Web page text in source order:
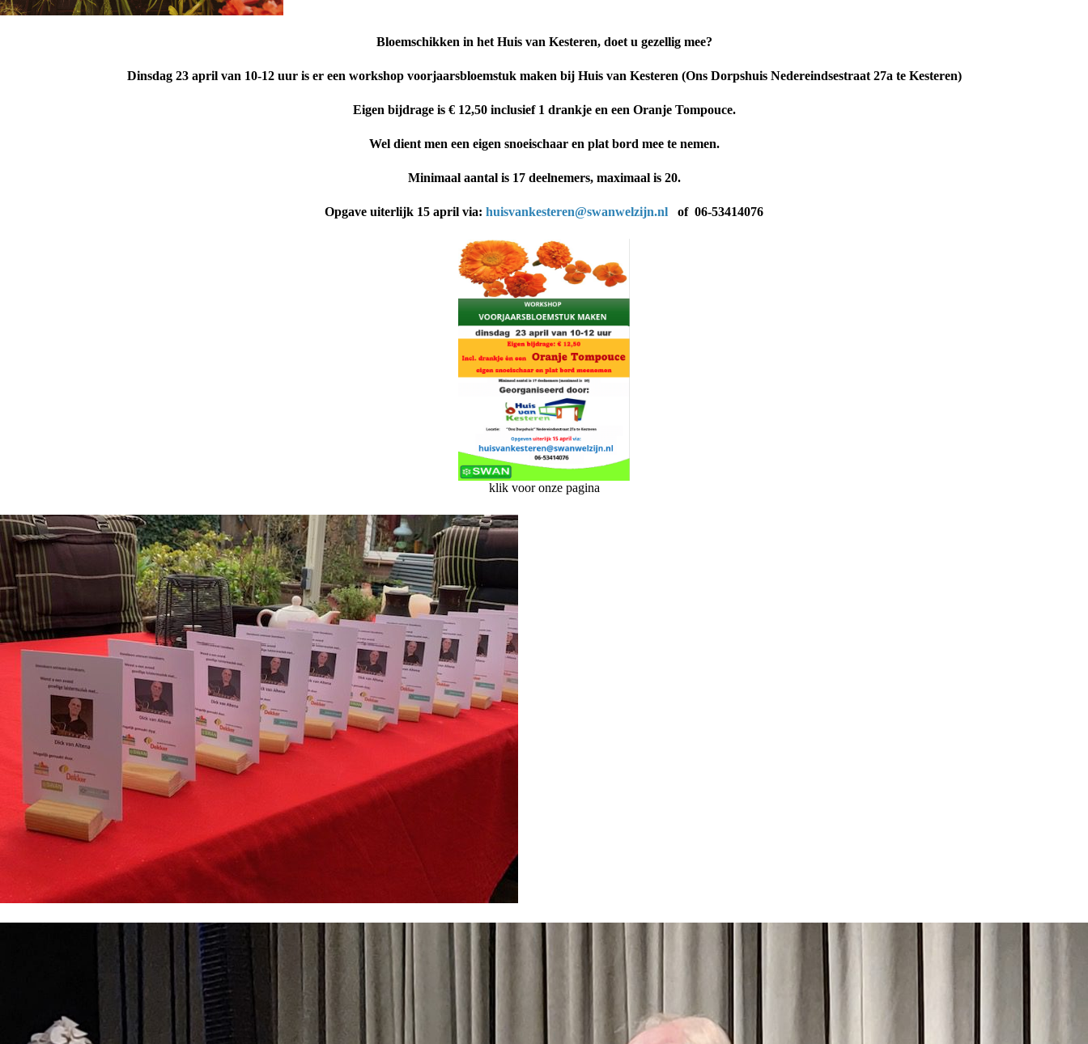
Bloemschikken in het Huis van Kesteren, doet u gezellig mee?
Dinsdag 23 april van 10-12 uur is er een workshop voorjaarsbloemstuk maken bij Huis van Kesteren (Ons Dorpshuis Nedereindsestraat 27a te Kesteren)
Eigen bijdrage is € 12,50 inclusief 1 drankje en een Oranje Tompouce.
Wel dient men een eigen snoeischaar en plat bord mee te nemen.
Minimaal aantal is 17 deelnemers, maximaal is 20.
Opgave uiterlijk 15 april via: huisvankesteren@swanwelzijn.nl of 06-53414076
klik voor onze pagina